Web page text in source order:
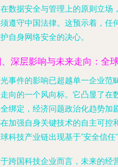
数据安全与管理上的原则立场
遵守中国法律。这预示着，任
自身网络安全的决心。
深层影响与未来走向：全
事件的影响已超越单一企业范
向的一个风向标。它凸显了在
绑定，经济问题政治化趋势加
加强自身关键技术的自主可控
科技产业链出现基于“安全信任
跨国科技企业而言，未来的经